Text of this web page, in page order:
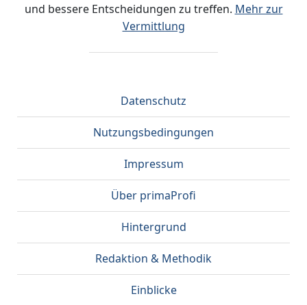
und bessere Entscheidungen zu treffen. Mehr zur
Vermittlung
Datenschutz
Nutzungsbedingungen
Impressum
Über primaProfi
Hintergrund
Redaktion & Methodik
Einblicke